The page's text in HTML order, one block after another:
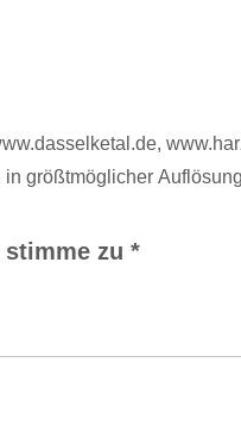
größtmöglicher
stimme zu *